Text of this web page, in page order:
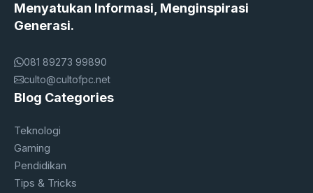
Menyatukan Informasi, Menginspirasi
Generasi.
081 89273 99890
culto@cultofpc.net
Blog Categories
Teknologi
Gaming
Pendidikan
Tips & Tricks